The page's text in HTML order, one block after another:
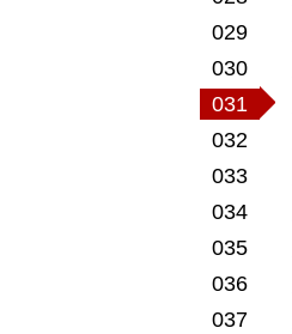
029
030
031
032
033
034
035
036
037